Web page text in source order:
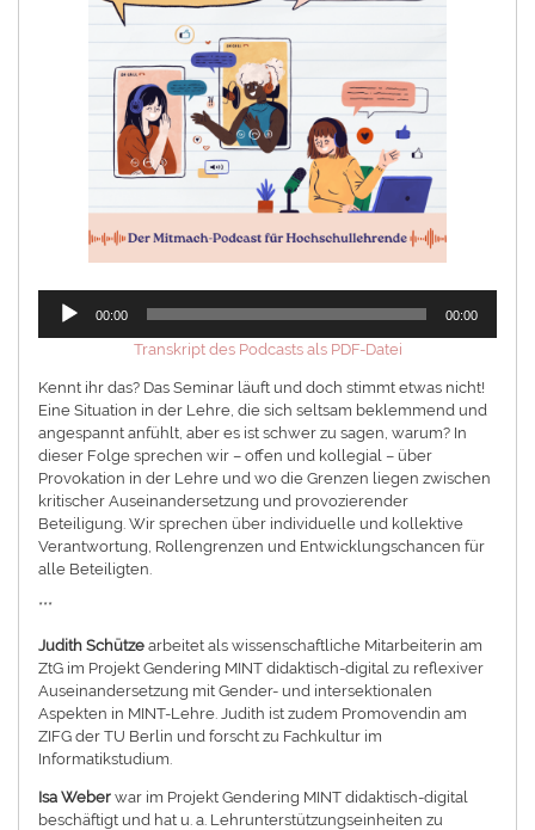
Audio-
Player
00:00 00:00
Transkript des Podcasts als PDF-Datei
Kennt ihr das? Das Seminar läuft und doch stimmt etwas nicht!
Eine Situation in der Lehre, die sich seltsam beklemmend und
angespannt anfühlt, aber es ist schwer zu sagen, warum? In
dieser Folge sprechen wir – offen und kollegial – über
Provokation in der Lehre und wo die Grenzen liegen zwischen
kritischer Auseinandersetzung und provozierender
Beteiligung. Wir sprechen über individuelle und kollektive
Verantwortung, Rollengrenzen und Entwicklungschancen für
alle Beteiligten.
***
Judith Schütze arbeitet als wissenschaftliche Mitarbeiterin am
ZtG im Projekt Gendering MINT didaktisch-digital zu reflexiver
Auseinandersetzung mit Gender- und intersektionalen
Aspekten in MINT-Lehre. Judith ist zudem Promovendin am
ZIFG der TU Berlin und forscht zu Fachkultur im
Informatikstudium.
Isa Weber war im Projekt Gendering MINT didaktisch-digital
beschäftigt und hat u. a. Lehrunterstützungseinheiten zu